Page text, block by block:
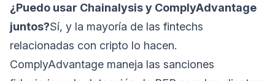
¿Puedo usar Chainalysis y ComplyAdvantage
juntos?Sí, y la mayoría de las fintechs
relacionadas con cripto lo hacen.
ComplyAdvantage maneja las sanciones